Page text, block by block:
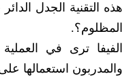
هذه التقنية الجدل
المظلوم؟.
الفيفا ترى في
والمدربون استعمالها